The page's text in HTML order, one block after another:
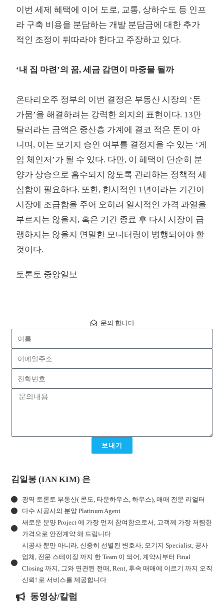
이번 세제 혜택에 이어 도로, 교통, 상하수도 등 인프
라 구축 비용을 분담하는 개발 분담금에 대한 추가
적인 조정이 뒤따라야 한다고 주장하고 있다.
‘내 집 마련’의 꿈, 세금 감면이 마중물 될까
온타리오주 정부의 이번 결정은 부동산 시장의 ‘돈
가뭄’을 해결하려는 강력한 의지의 표현이다. 13만
달러라는 금액은 중산층 가계에 결코 적은 돈이 아
니며, 이는 모기지 승인 여부를 결정지을 수 있는 ‘게
임 체인저’가 될 수 있다. 다만, 이 혜택이 단순히 분
양가 상승으로 흡수되지 않도록 관리하는 정책적 세
심함이 필요하다. 또한, 한시적인 1년이라는 기간이
시장에 조급함을 주어 오히려 일시적인 가격 과열을
부르지는 않을지, 혹은 기간 종료 후 다시 시장이 급
랭하지는 않을지 면밀한 모니터링이 병행되어야 할
것이다.
토론토 중앙일보
문의 합니다
보내기
김일봉 (IAN KIM) 은
광역 토론토 부동산( 콘도, 타운하우스, 하우스), 매매 전문 리얼터
다수 시공사의 분양 Platinum Agent
새로운 분양 Project 에 가장 먼저 참여함으로서, 고객께 가장 저렴한
가격으로 안전계약 해 드립니다
시공사 뿐만 아니라, 신중히 선별된 변호사, 모기지 Specialist, 공사
업체, 전문 스테이징 까지 한 Team 이 되어, 계약시부터 Final
Closing 까지, 그와 연관된 전매, Rent, 후속 매매에 이르기 까지 오직
신뢰! 로 서비스를 제공합니다
동영상/칼럼